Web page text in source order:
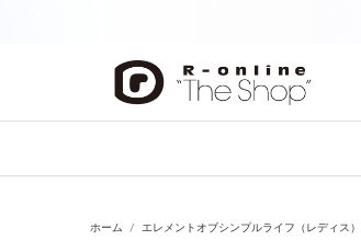
ホーム エレメントオブシンプルライフ（レディス）